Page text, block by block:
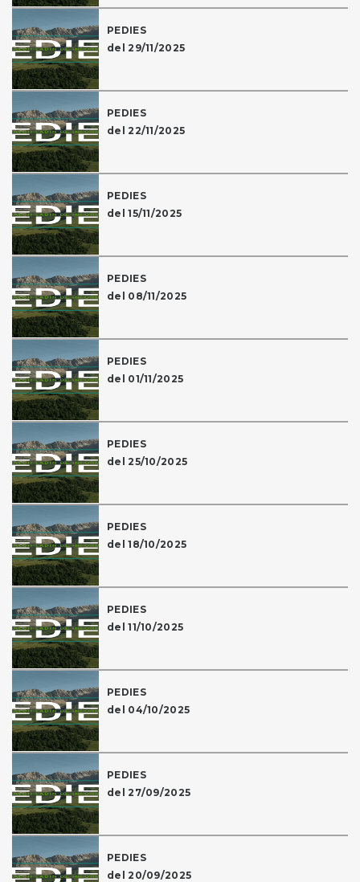
PEDIES
del 29/11/2025
PEDIES
del 22/11/2025
PEDIES
del 15/11/2025
PEDIES
del 08/11/2025
PEDIES
del 01/11/2025
PEDIES
del 25/10/2025
PEDIES
del 18/10/2025
PEDIES
del 11/10/2025
PEDIES
del 04/10/2025
PEDIES
del 27/09/2025
PEDIES
del 20/09/2025